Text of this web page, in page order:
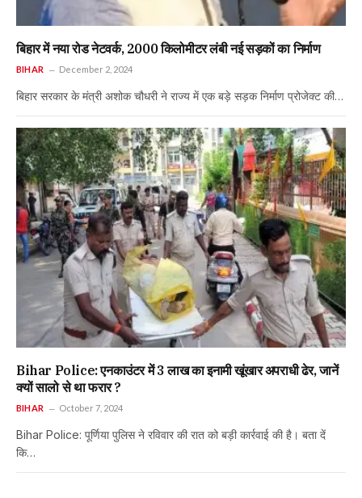
बिहार में नया रोड नेटवर्क, 2000 किलोमीटर लंबी नई सड़कों का निर्माण
BIHAR December 2, 2024
बिहार सरकार के मंत्री अशोक चौधरी ने राज्य में एक बड़े सड़क निर्माण प्रोजेक्ट की…
Bihar Police: एनकाउंटर में 3 लाख का इनामी खूंखार अपराधी ढेर, जानें
क्यों सालो से था फरार ?
BIHAR October 7, 2024
Bihar Police: पूर्णिया पुलिस ने रविवार की रात को बड़ी कार्रवाई की है। बता दें
कि…